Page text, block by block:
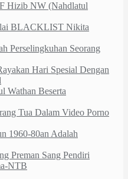
Hizib NW (Nahdlatul
BLACKLIST Nikita
Perselingkuhan Seorang
Hari Spesial Dengan
Wathan Beserta
Tua Dalam Video Porno
1960-80an Adalah
Preman Sang Pendiri
NTB